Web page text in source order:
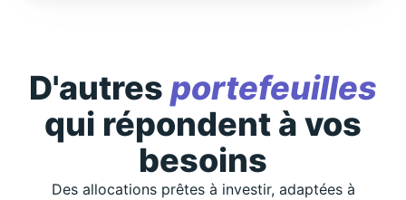
D'autres portefeuilles
qui répondent à vos
besoins
Des allocations prêtes à investir, adaptées à